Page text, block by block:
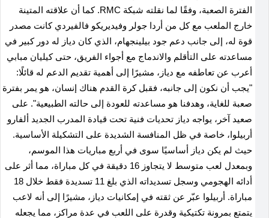
الفترة الصعبة، وفقًا لما نقلته شبكة RMC. كما أن علاقته المتينة
خارج الملعب مع كل من أردا جولر وفيديريكو فالفيردي كانت مصدر
قوة له، إلى جانب دعم جود بيلينجهام، الذي كان دياز له دور كبير في
مساعدته على التأقلم والاندماج مع أجواء الفريق، حتى كيليان مبابي
أعرب عن تعاطفه مع دياز، مشيرًا إلى أهمية تقديم الدعم له قائلًا:
"يجب أن نكون إلى جانبه، فقبل كرة القدم هناك إنسان، هو يمر بفترة
صعبة للغاية، وهدفنا هو مساعدته للعودة إلى حالته الطبيعية". على
صعيد آخر، يواجه دياز تحديات فنية تحت قيادة المدرب الجديد ألفارو
أربيلوا، خاصة في ظل المنافسة الشديدة على التشكيلة الأساسية.
حيث لم يكن دياز أساسيًا سوى في أربع مباريات هذا الموسم،
وبمعدل لعب متوسط لا يتجاوز 16 دقيقة في كل مباراة، مما أثر على
أدائه الهجومي وسجل تسديداته الذي بلغ 11 تسديدة فقط خلال 18
مباراة. أربيلوا عبّر عن ثقته في إمكانيات دياز، مشيرًا إلى أنه لاعب
يتمتع بمرونة تكتيكية وقدرة على اللعب في عدة مراكز، مما يجعله